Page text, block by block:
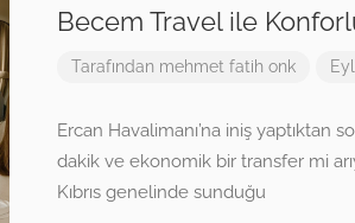
Becem Travel ile
Tarafından mehmet fatih onk
Ercan Havalimanı’na iniş yaptıktan
dakik ve ekonomik bir transfer mi
Kıbrıs genelinde sunduğu